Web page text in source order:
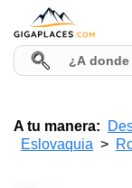
A tu manera:
Eslovaquia